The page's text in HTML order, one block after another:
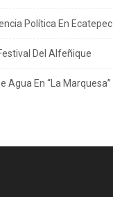
Política En Ecatepec
Del Alfeñique
Agua En “La Marquesa”